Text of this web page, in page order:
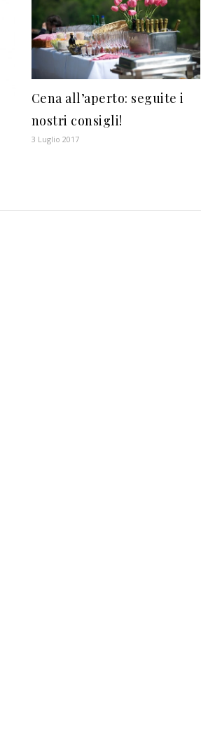
Cena all’aperto: seguite i
nostri consigli!
3 Luglio 2017